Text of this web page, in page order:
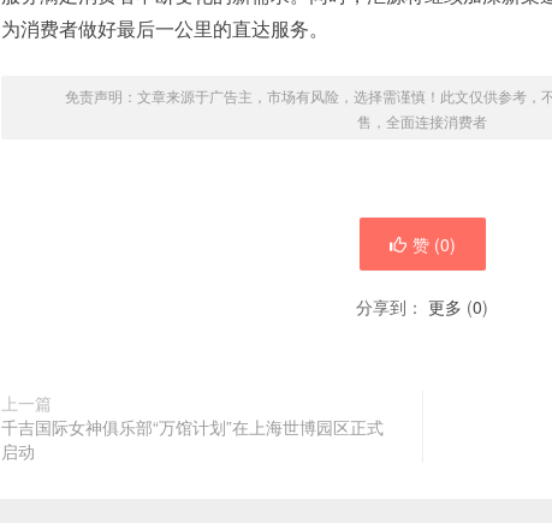
为消费者做好最后一公里的直达服务。
免责声明：文章来源于广告主，市场有风险，选择需谨慎！此文仅供参考，
售，全面连接消费者
赞 (0)
分享到： 更多 (0)
上一篇
千吉国际女神俱乐部“万馆计划”在上海世博园区正式
启动